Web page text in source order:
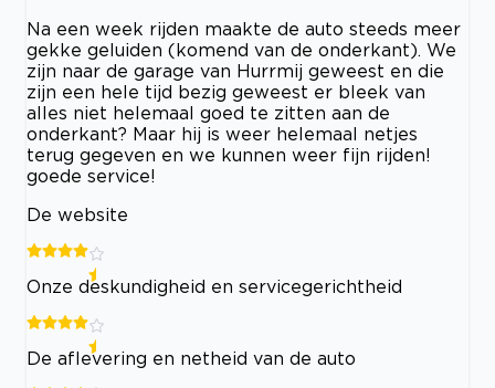
Na een week rijden maakte de auto steeds meer
gekke geluiden (komend van de onderkant). We
zijn naar de garage van Hurrmij geweest en die
zijn een hele tijd bezig geweest er bleek van
alles niet helemaal goed te zitten aan de
onderkant? Maar hij is weer helemaal netjes
terug gegeven en we kunnen weer fijn rijden!
goede service!
De website
Onze deskundigheid en servicegerichtheid
De aflevering en netheid van de auto